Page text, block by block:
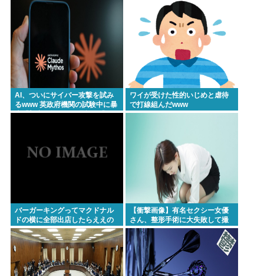
AI、ついにサイバー攻撃を試み
るwww 英政府機関の試験中に暴
走「架空人物になり承認要求」
ワイが受けた性的いじめと虐待
で打線組んだwww
バーガーキングってマクドナル
ドの横に全部出店したらええの
にな
【衝撃画像】有名セクシー女優
さん、整形手術に大失敗して撮
影不能に⇒！！